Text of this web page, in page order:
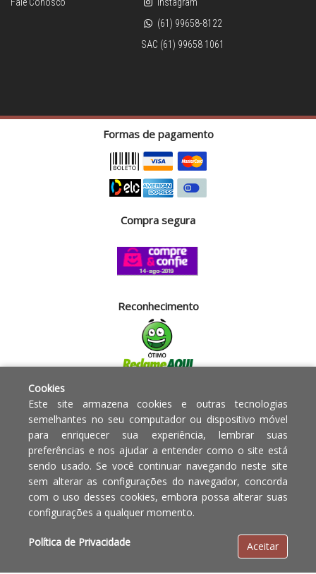
(61) 99658-8122
SAC (61) 99658 1061
Formas de pagamento
Compra segura
Reconhecimento
Powered by:
Copyright © 2010 - 2017 Razão
social Blumenau - RA OBJETOS PARA
O LAR EIRELI CNPJ -
E loja 33 Asa Sul - Brasília-DF - CEP:
Em caso de divergência de
preços, o valor válido é o do
Cookies
Este site armazena cookies e outras tecnologias
semelhantes no seu computador ou dispositivo móvel
para enriquecer sua experiência, lembrar suas
preferências e nos ajudar a entender como o site está
sendo usado. Se você continuar navegando neste site
sem alterar as configurações do navegador, concorda
com o uso desses cookies, embora possa alterar suas
configurações a qualquer momento.
Política de Privacidade Aceitar